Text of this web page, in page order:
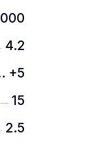
4.2
+5
15
2.5